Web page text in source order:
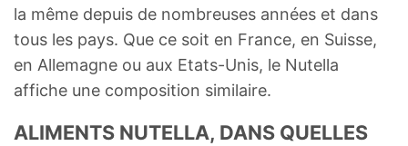
la même depuis de nombreuses années et dans
tous les pays. Que ce soit en France, en Suisse,
en Allemagne ou aux Etats-Unis, le Nutella
affiche une composition similaire.
ALIMENTS NUTELLA, DANS QUELLES